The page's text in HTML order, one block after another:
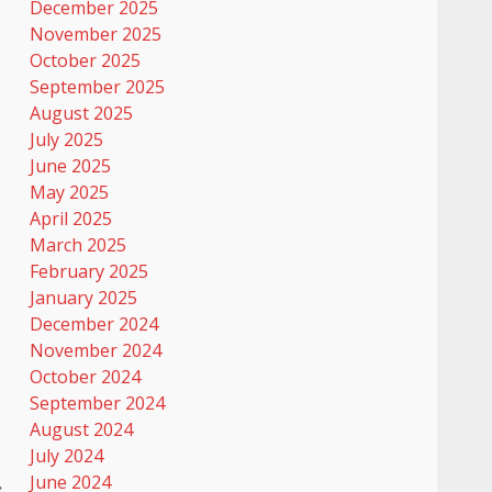
December 2025
November 2025
October 2025
September 2025
August 2025
July 2025
June 2025
May 2025
April 2025
March 2025
February 2025
January 2025
December 2024
November 2024
October 2024
September 2024
August 2024
July 2024
June 2024